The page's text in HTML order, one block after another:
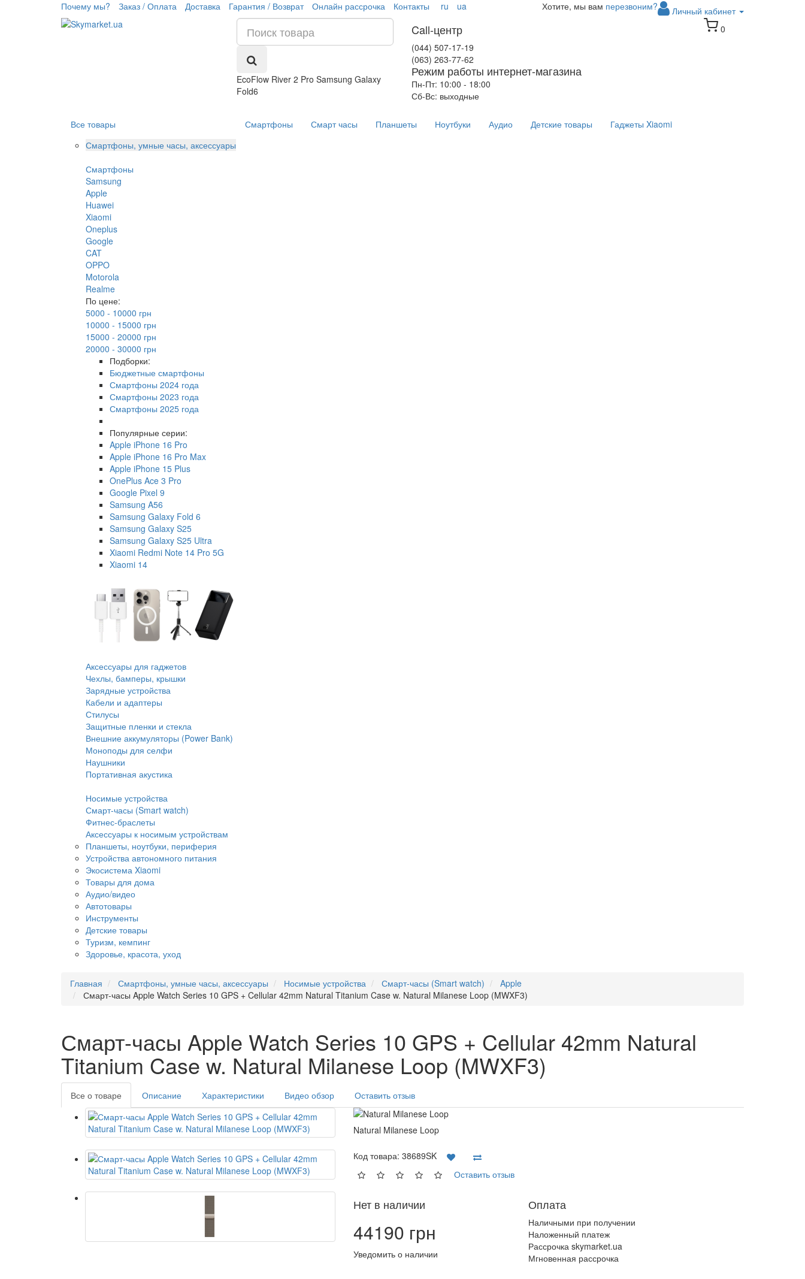
Почему мы? Заказ / Оплата Доставка Гарантия / Возврат Онлайн рассрочка Контакты ru ua Личный кабинет
Хотите, мы вам перезвоним?
EcoFlow River 2 Pro Samsung Galaxy
Fold6
Call-центр
(044) 507-17-19
(063) 263-77-62
Режим работы интернет-магазина
Пн-Пт: 10:00 - 18:00
Сб-Вс: выходные
0
Все товары
Смартфоны, умные часы, аксессуары
Смартфоны
Samsung
Apple
Huawei
Xiaomi
Oneplus
Google
CAT
OPPO
Motorola
Realme
По цене:
5000 - 10000 грн
10000 - 15000 грн
15000 - 20000 грн
20000 - 30000 грн
Подборки:
Бюджетные смартфоны
Смартфоны 2024 года
Смартфоны 2023 года
Смартфоны 2025 года
Популярные серии:
Apple iPhone 16 Pro
Apple iPhone 16 Pro Max
Apple iPhone 15 Plus
OnePlus Ace 3 Pro
Google Pixel 9
Samsung A56
Samsung Galaxy Fold 6
Samsung Galaxy S25
Samsung Galaxy S25 Ultra
Xiaomi Redmi Note 14 Pro 5G
Xiaomi 14
Аксессуары для гаджетов
Чехлы, бамперы, крышки
Зарядные устройства
Кабели и адаптеры
Стилусы
Защитные пленки и стекла
Внешние аккумуляторы (Power Bank)
Моноподы для селфи
Наушники
Портативная акустика
Носимые устройства
Смарт-часы (Smart watch)
Фитнес-браслеты
Аксессуары к носимым устройствам
Планшеты, ноутбуки, периферия
Устройства автономного питания
Экосистема Xiaomi
Товары для дома
Аудио/видео
Автотовары
Инструменты
Детские товары
Туризм, кемпинг
Здоровье, красота, уход
Смартфоны Смарт часы Планшеты Ноутбуки Аудио Детские товары Гаджеты Xiaomi
Главная Смартфоны, умные часы, аксессуары Носимые устройства Смарт-часы (Smart watch)
Apple
Смарт-часы Apple Watch Series 10 GPS + Cellular 42mm Natural Titanium Case w. Natural Milanese Loop (MWXF3)
Смарт-часы Apple Watch Series 10 GPS + Cellular 42mm Natural
Titanium Case w. Natural Milanese Loop (MWXF3)
Все о товаре Описание Характеристики Видео обзор Оставить отзыв
Natural Milanese Loop
Код товара: 38689SK
Оставить отзыв
Нет в наличии
44190 грн
Уведомить о наличии
Оплата
Наличными при получении
Наложенный платеж
Рассрочка skymarket.ua
Мгновенная рассрочка